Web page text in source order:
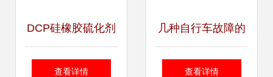
DCP硅橡胶硫化剂
市场价格走势与优
查看详情
几种自行车故障的
应急处理办法参考
查看详情